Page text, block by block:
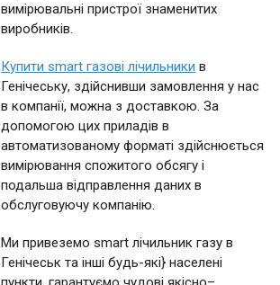
вимірювальні пристрої знаменитих
виробників.
Купити smart газові лічильники в
Генічеську, здійснивши замовлення у нас
в компанії, можна з доставкою. За
допомогою цих приладів в
автоматизованому форматі здійснюється
вимірювання спожитого обсягу і
подальша відправлення даних в
обслуговуючу компанію.
Ми привеземо smart лічильник газу в
Генічеськ та інші будь-які} населені